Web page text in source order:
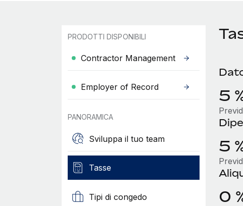
PRODOTTI DISPONIBILI
Contractor Management
Employer of Record
PANORAMICA
Sviluppa il tuo team
Tasse
Tipi di congedo
5
5
0